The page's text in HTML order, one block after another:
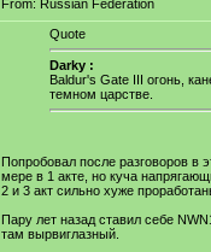
From: Russian Federation
Quote
Darky :
Baldur's Gate III огонь,
темном царстве.
Попробовал после разговоров в
мере в 1 акте, но куча
2 и 3 акт сильно хуже
Пару лет назад ставил себе
там вырвиглазный.